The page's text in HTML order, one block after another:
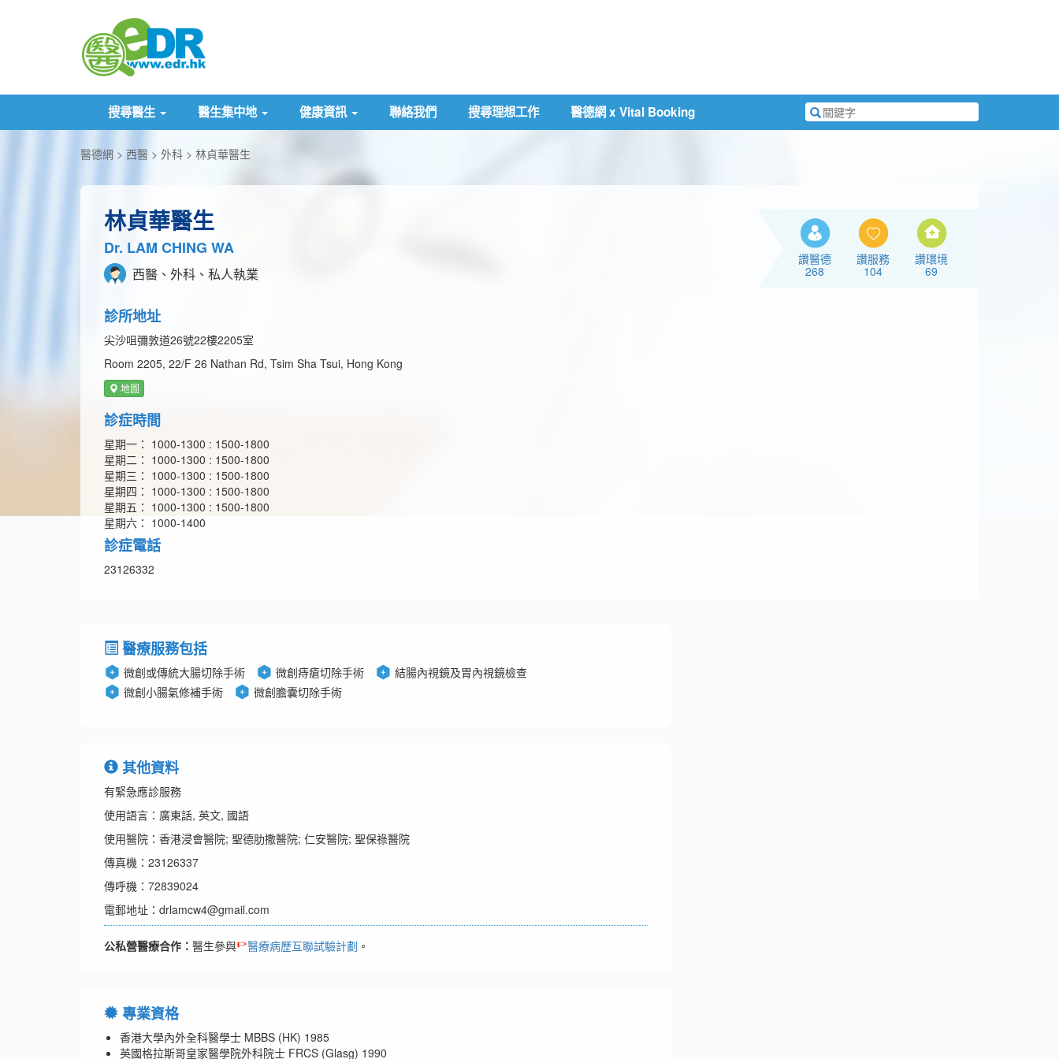
搜尋醫生 醫生集中地 健康資訊 聯絡我們 搜尋理想工作 醫德網 x Vital Booking
搜
尋
醫德網 西醫 外科 林貞華醫生
林貞華醫生
Dr. LAM CHING WA
西醫、外科、私人執業
診所地址
尖沙咀彌敦道26號22樓2205室
Room 2205, 22/F 26 Nathan Rd, Tsim Sha Tsui, Hong Kong
地圖
診症時間
星期一： 1000-1300 : 1500-1800
星期二： 1000-1300 : 1500-1800
星期三： 1000-1300 : 1500-1800
星期四： 1000-1300 : 1500-1800
星期五： 1000-1300 : 1500-1800
星期六： 1000-1400
診症電話
23126332
讚醫德
268
讚服務
104
讚環境
69
醫療服務包括
微創或傳統大腸切除手術 微創痔瘡切除手術
結腸內視鏡及胃內視鏡檢查
微創小腸氣修補手術
微創膽囊切除手術
其他資料
有緊急應診服務
使用語言：廣東話, 英文, 國語
使用醫院：香港浸會醫院; 聖德肋撒醫院; 仁安醫院; 聖保祿醫院
傳真機：23126337
傳呼機：72839024
電郵地址：drlamcw4@gmail.com
公私營醫療合作： 醫生參與 醫療病歷互聯試驗計劃 。
專業資格
香港大學內外全科醫學士 MBBS (HK) 1985
英國格拉斯哥皇家醫學院外科院士 FRCS (Glasg) 1990